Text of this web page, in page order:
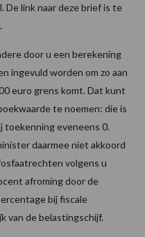
link naar deze brief is te
.
door u een berekening
ingevuld worden om zo aan
euro grens komt. Dat kunt
te noemen: die is
toekenning eveneens 0.
daarmee niet akkoord
volgens u
afroming door de
bij fiscale
van de belastingschijf.